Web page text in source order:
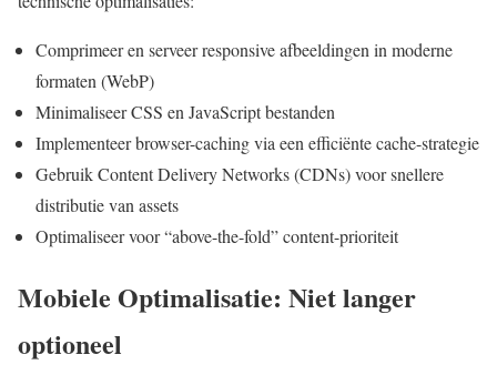
Comprimeer en serveer responsive afbeeldingen in moderne
formaten (WebP)
Minimaliseer CSS en JavaScript bestanden
Implementeer browser-caching via een efficiënte cache-strategie
Gebruik Content Delivery Networks (CDNs) voor snellere
distributie van assets
Optimaliseer voor “above-the-fold” content-prioriteit
Mobiele Optimalisatie: Niet langer
optioneel